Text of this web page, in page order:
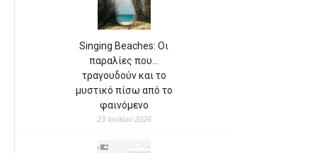
Singing Beaches: Οι
παραλίες που…
τραγουδούν και το
μυστικό πίσω από το
φαινόμενο
23 Ιουλίου 2026